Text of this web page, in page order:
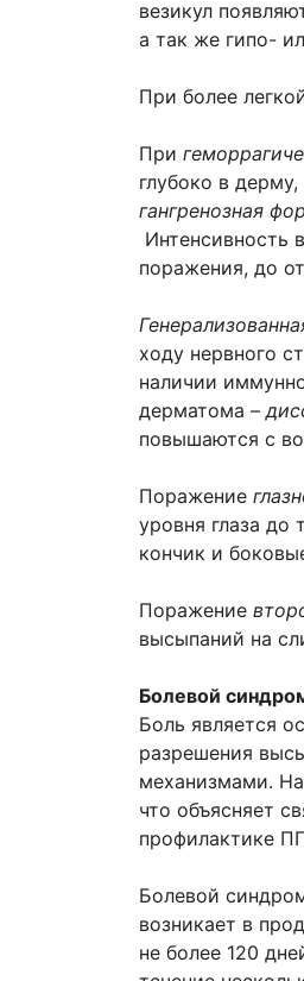
везикул
а так же гипо-
При более
При
глубоко в
гангренозная
Интенсивность
поражения, до
ходу нервного
наличии
дерматома –
повышаются с
Поражение
уровня глаза до
кончик и
Поражение
высыпаний на
Болевой
Боль является
разрешения
механизмами.
что объясняет
профилактике
Болевой
возникает в
не более 120